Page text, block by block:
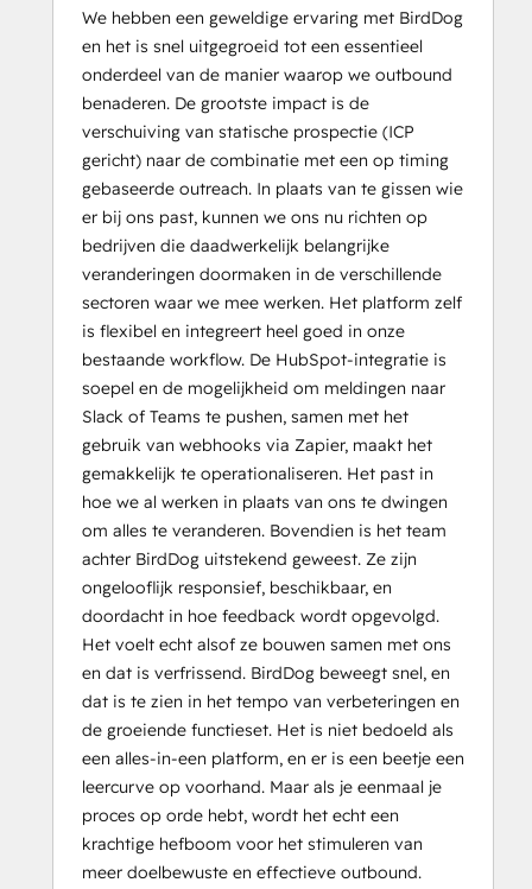
We hebben een geweldige ervaring met BirdDog
en het is snel uitgegroeid tot een essentieel
onderdeel van de manier waarop we outbound
benaderen. De grootste impact is de
verschuiving van statische prospectie (ICP
gericht) naar de combinatie met een op timing
gebaseerde outreach. In plaats van te gissen wie
er bij ons past, kunnen we ons nu richten op
bedrijven die daadwerkelijk belangrijke
veranderingen doormaken in de verschillende
sectoren waar we mee werken. Het platform zelf
is flexibel en integreert heel goed in onze
bestaande workflow. De HubSpot-integratie is
soepel en de mogelijkheid om meldingen naar
Slack of Teams te pushen, samen met het
gebruik van webhooks via Zapier, maakt het
gemakkelijk te operationaliseren. Het past in
hoe we al werken in plaats van ons te dwingen
om alles te veranderen. Bovendien is het team
achter BirdDog uitstekend geweest. Ze zijn
ongelooflijk responsief, beschikbaar, en
doordacht in hoe feedback wordt opgevolgd.
Het voelt echt alsof ze bouwen samen met ons
en dat is verfrissend. BirdDog beweegt snel, en
dat is te zien in het tempo van verbeteringen en
de groeiende functieset. Het is niet bedoeld als
een alles-in-een platform, en er is een beetje een
leercurve op voorhand. Maar als je eenmaal je
proces op orde hebt, wordt het echt een
krachtige hefboom voor het stimuleren van
meer doelbewuste en effectieve outbound.